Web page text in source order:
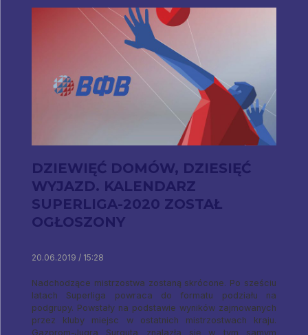
DZIEWIĘĆ DOMÓW, DZIESIĘĆ
WYJAZD. KALENDARZ
SUPERLIGA-2020 ZOSTAŁ
OGŁOSZONY
20.06.2019 / 15:28
Nadchodzące mistrzostwa zostaną skrócone. Po sześciu
latach Superliga powraca do formatu podziału na
podgrupy. Powstały na podstawie wyników zajmowanych
przez kluby miejsc w ostatnich mistrzostwach kraju.
Gazprom-Jugra Surguta znalazła się w tym samym